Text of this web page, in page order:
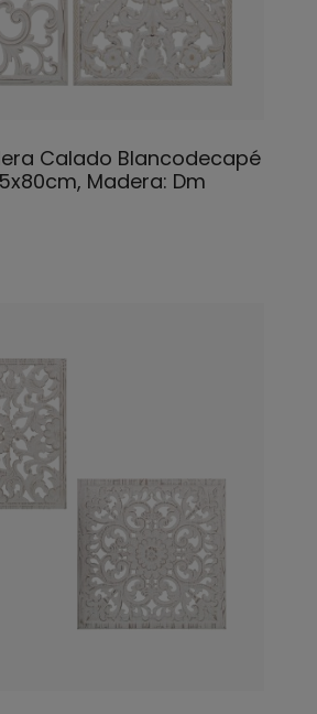
Calado Blancodecapé
Madera: Dm